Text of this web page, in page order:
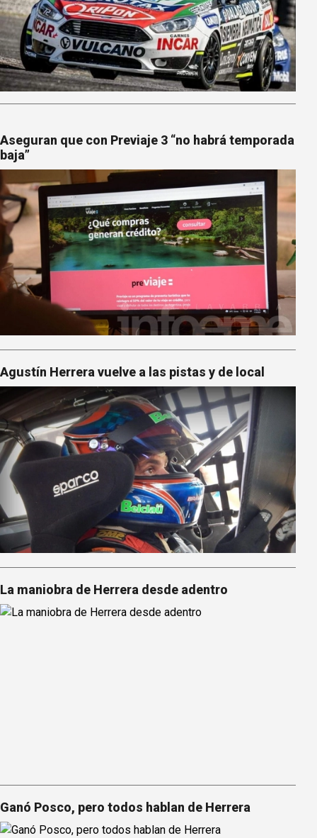
Aseguran que con Previaje 3 “no habrá temporada
baja”
Agustín Herrera vuelve a las pistas y de local
La maniobra de Herrera desde adentro
Ganó Posco, pero todos hablan de Herrera